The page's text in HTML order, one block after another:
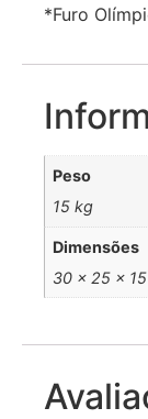
*Furo
Peso
15 kg
Dimensões
30 × 25 ×